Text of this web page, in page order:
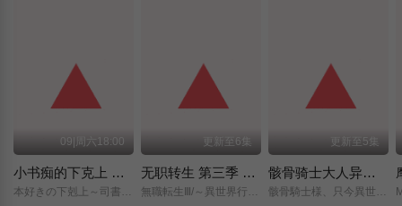
09|周六18:00
小书痴的下克上 〜为了成为图书管理员而不择手段〜 领主的养女
本好きの下剋上～司書になるためには手段を選んでいられません～/領主の養女/
更新至6集
无职转生 第三季 ～到了异世界就拿出真本事～
無職転生Ⅲ/～異世界行ったら本気だす～/
更新至5集
骸骨骑士大人异世界冒险中 第二季
骸骨騎士様、只今異世界へお出掛け中Ⅱ/